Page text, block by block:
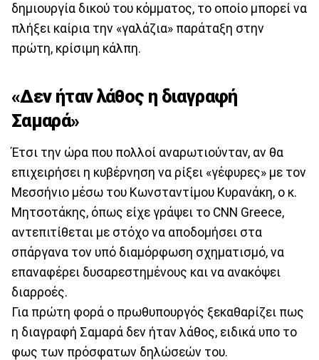
δημιουργία δικού του κόμματος, το οποίο μπορεί να
πλήξει καίρια την «γαλάζια» παράταξη στην
πρώτη, κρίσιμη κάλπη.
«Δεν ήταν λάθος η διαγραφή
Σαμαρά»
Έτσι την ώρα που πολλοί αναρωτιούνταν, αν θα
επιχειρήσει η κυβέρνηση να ρίξει «γέφυρες» με τον
Μεσσήνιο μέσω του Κωνσταντίμου Κυρανάκη, ο κ.
Μητσοτάκης, όπως είχε γράψει το CNN Greece,
αντεπιτίθεται με στόχο να αποδομήσει στα
σπάργανα τον υπό διαμόρφωση σχηματισμό, να
επαναφέρει δυσαρεστημένους και να ανακόψει
διαρροές.
Για πρώτη φορά ο πρωθυπουργός ξεκαθαρίζει πως
η διαγραφή Σαμαρά δεν ήταν λάθος, ειδικά υπο το
φως των πρόσφατων δηλώσεών του.